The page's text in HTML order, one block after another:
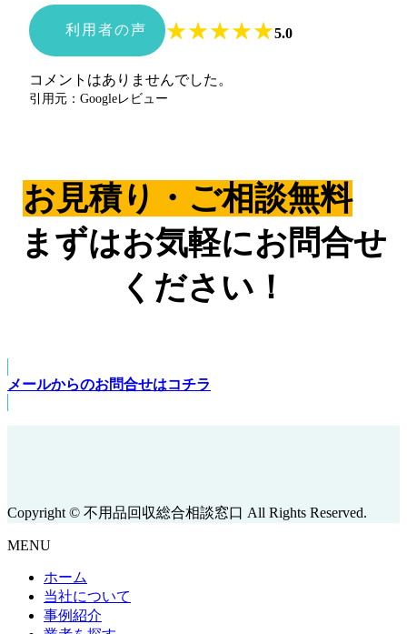
利用者の声 ★★★★★5.0
コメントはありませんでした。
引用元：Googleレビュー
お見積り・ご相談無料
まずはお気軽にお問合せ
ください！
メールからのお問合せはコチラ
Copyright © 不用品回収総合相談窓口 All Rights Reserved.
MENU
ホーム
当社について
事例紹介